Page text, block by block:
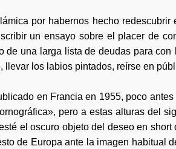
por habernos hecho redescubrir
un ensayo sobre el placer de
una larga lista de deudas para con
llevar los labios pintados, reírse en
en Francia en 1955, poco
pero a estas alturas del
el oscuro objeto del deseo en
de Europa ante la imagen habitual